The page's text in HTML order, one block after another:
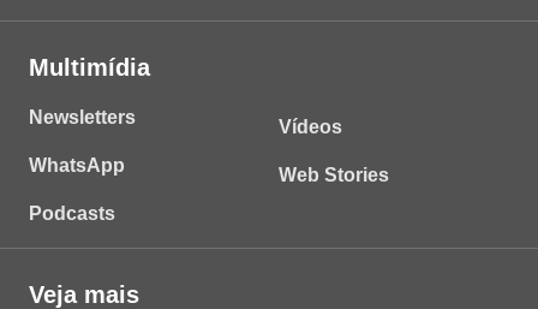
Multimídia
Newsletters
WhatsApp
Podcasts
Vídeos
Web Stories
Veja mais